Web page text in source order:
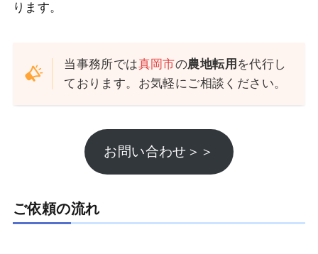
ります。
当事務所では真岡市の農地転用 を代行し
ております。お気軽にご相談ください。
お問い合わせ＞＞
ご依頼の流れ